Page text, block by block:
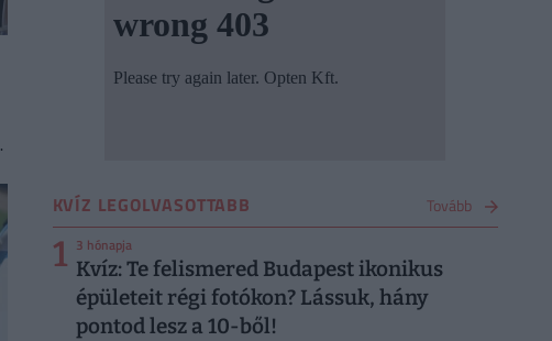
KVÍZ LEGOLVASOTTABB Tovább
1 3 hónapja
Kvíz: Te felismered Budapest ikonikus
épületeit régi fotókon? Lássuk, hány
pontod lesz a 10-ből!